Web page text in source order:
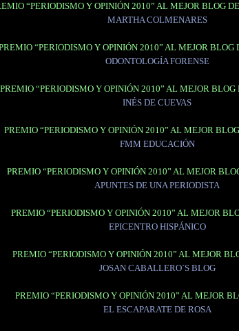
“PERIODISMO Y OPINIÓN 2010” AL MEJOR BLOG
MARTHA COLMENARES
“PERIODISMO Y OPINIÓN 2010” AL MEJOR BLOG
ODONTOLOGÍA FORENSE
PREMIO “PERIODISMO Y OPINIÓN 2010” AL MEJOR
INÉS DE CUEVAS
PREMIO “PERIODISMO Y OPINIÓN 2010” AL MEJOR
FMM EDUCACIÓN
PREMIO “PERIODISMO Y OPINIÓN 2010” AL MEJOR
APUNTES DE UNA PERIODISTA
PREMIO “PERIODISMO Y OPINIÓN 2010” AL MEJOR
EPICENTRO HISPÁNICO
PREMIO “PERIODISMO Y OPINIÓN 2010” AL MEJOR
JOSAN CABALLERO´S BLOG
PREMIO “PERIODISMO Y OPINIÓN 2010” AL MEJOR
EL ESCAPARATE DE ROSA